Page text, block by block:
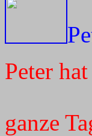
Peter
ganze